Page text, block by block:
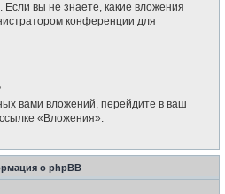
вы не знаете, какие вложения
конференции для
вами вложений, перейдите в ваш
«Вложения».
о phpBB